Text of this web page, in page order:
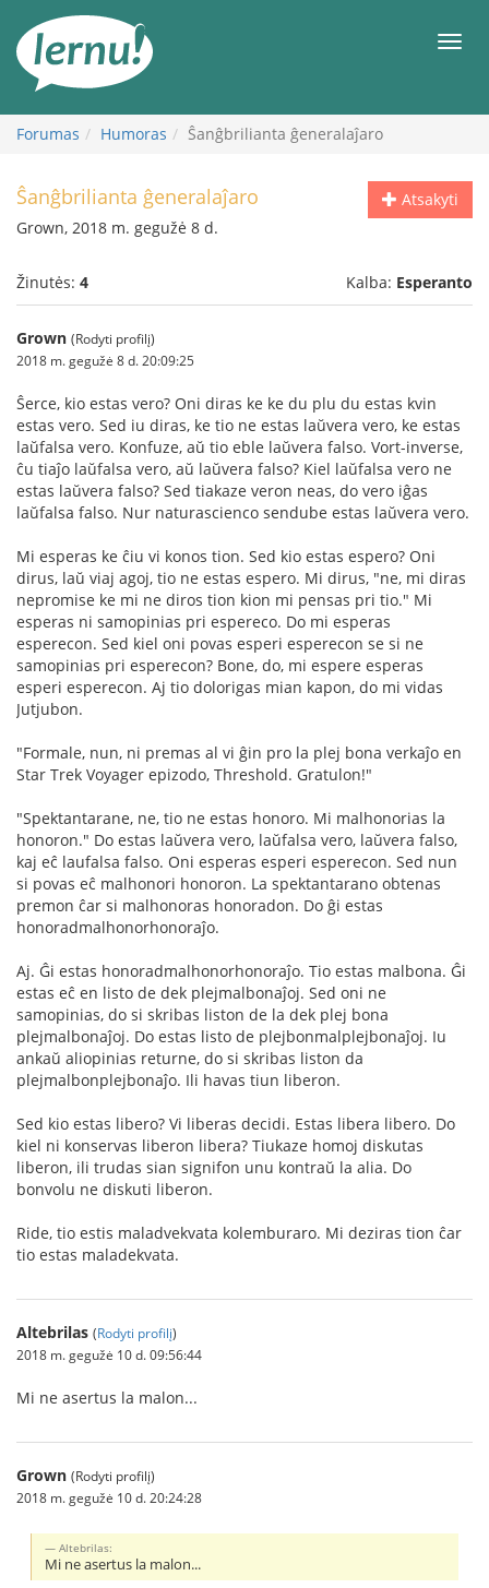
turinį
Forumas Humoras Ŝanĝbrilianta ĝeneralaĵaro
Atsakyti
Ŝanĝbrilianta ĝeneralaĵaro
Grown, 2018 m. gegužė 8 d.
Žinutės: 4 Kalba: Esperanto
Grown (Rodyti profilį)
2018 m. gegužė 8 d. 20:09:25
Ŝerce, kio estas vero? Oni diras ke ke du plu du estas kvin
estas vero. Sed iu diras, ke tio ne estas laŭvera vero, ke estas
laŭfalsa vero. Konfuze, aŭ tio eble laŭvera falso. Vort-inverse,
ĉu tiaĵo laŭfalsa vero, aŭ laŭvera falso? Kiel laŭfalsa vero ne
estas laŭvera falso? Sed tiakaze veron neas, do vero iĝas
laŭfalsa falso. Nur naturascienco sendube estas laŭvera vero.
Mi esperas ke ĉiu vi konos tion. Sed kio estas espero? Oni
dirus, laŭ viaj agoj, tio ne estas espero. Mi dirus, "ne, mi diras
nepromise ke mi ne diros tion kion mi pensas pri tio." Mi
esperas ni samopinias pri espereco. Do mi esperas
esperecon. Sed kiel oni povas esperi esperecon se si ne
samopinias pri esperecon? Bone, do, mi espere esperas
esperi esperecon. Aj tio dolorigas mian kapon, do mi vidas
Jutjubon.
"Formale, nun, ni premas al vi ĝin pro la plej bona verkaĵo en
Star Trek Voyager epizodo, Threshold. Gratulon!"
"Spektantarane, ne, tio ne estas honoro. Mi malhonorias la
honoron." Do estas laŭvera vero, laŭfalsa vero, laŭvera falso,
kaj eĉ laufalsa falso. Oni esperas esperi esperecon. Sed nun
si povas eĉ malhonori honoron. La spektantarano obtenas
premon ĉar si malhonoras honoradon. Do ĝi estas
honoradmalhonorhonoraĵo.
Aj. Ĝi estas honoradmalhonorhonoraĵo. Tio estas malbona. Ĝi
estas eĉ en listo de dek plejmalbonaĵoj. Sed oni ne
samopinias, do si skribas liston de la dek plej bona
plejmalbonaĵoj. Do estas listo de plejbonmalplejbonaĵoj. Iu
ankaŭ aliopinias returne, do si skribas liston da
plejmalbonplejbonaĵo. Ili havas tiun liberon.
Sed kio estas libero? Vi liberas decidi. Estas libera libero. Do
kiel ni konservas liberon libera? Tiukaze homoj diskutas
liberon, ili trudas sian signifon unu kontraŭ la alia. Do
bonvolu ne diskuti liberon.
Ride, tio estis maladvekvata kolemburaro. Mi deziras tion ĉar
tio estas maladekvata.
Altebrilas (Rodyti profilį)
2018 m. gegužė 10 d. 09:56:44
Mi ne asertus la malon...
Grown (Rodyti profilį)
2018 m. gegužė 10 d. 20:24:28
Altebrilas:
Mi ne asertus la malon...